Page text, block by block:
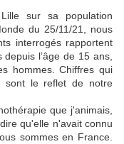
sur sa population
du 25/11/21, nous
interrogés rapportent
l’âge de 15 ans,
hommes. Chiffres qui
sont le reflet de notre
que j'animais,
qu'elle n'avait connu
sommes en France.